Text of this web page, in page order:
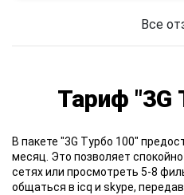
Все
Тариф "3G
В пакете "3G Турбо 100"
месяц. Это позволяет
сетях или просмотреть 5-8
общаться в icq и skype,